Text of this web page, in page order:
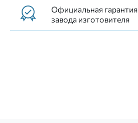
Официальная гарантия
завода изготовителя